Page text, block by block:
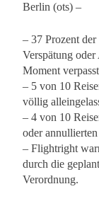
Berlin (ots) –
– 37 Prozent
Verspätung
Moment
– 5 von 10
völlig
– 4 von 10
oder
– Flightright
durch die
Verordnung.